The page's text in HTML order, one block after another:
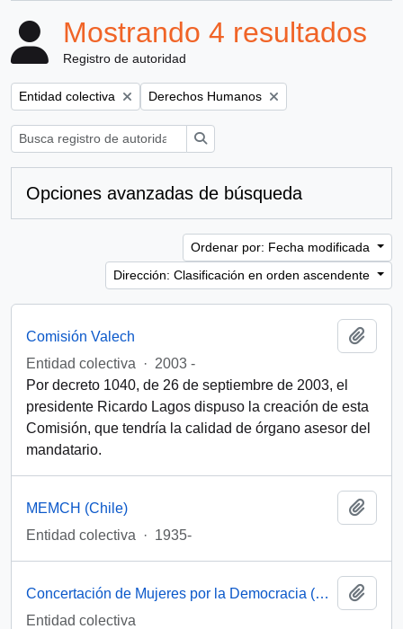
Mostrando 4 resultados
Registro de autoridad
Remove filter:
Entidad colectiva Remove filter:
Derechos Humanos
Opciones avanzadas de búsqueda
Ordenar por: Fecha modificada
Dirección: Clasificación en orden ascendente
Comisión Valech
Entidad colectiva
· 2003 -
Por decreto 1040, de 26 de septiembre de 2003, el
presidente Ricardo Lagos dispuso la creación de esta
Comisión, que tendría la calidad de órgano asesor del
mandatario.
MEMCH (Chile)
Entidad colectiva
· 1935-
Concertación de Mujeres por la Democracia (Santiago, Chile)
Entidad colectiva